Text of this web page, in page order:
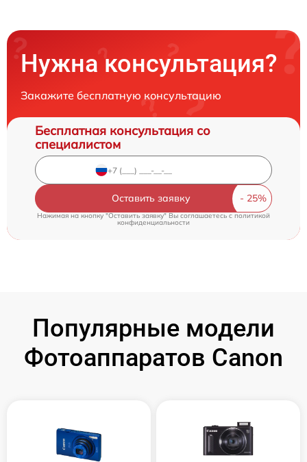
Нужна консультация?
Закажите бесплатную консультацию
Бесплатная консультация со
специалистом
Оставить заявку
Нажимая на кнопку "Оставить заявку" Вы соглашаетесь c политикой
конфиденциальности
Популярные модели
Фотоаппаратов Canon